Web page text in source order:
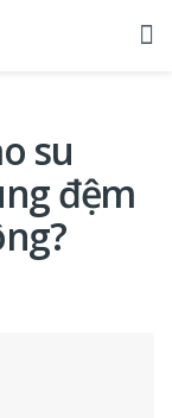
su
đệm